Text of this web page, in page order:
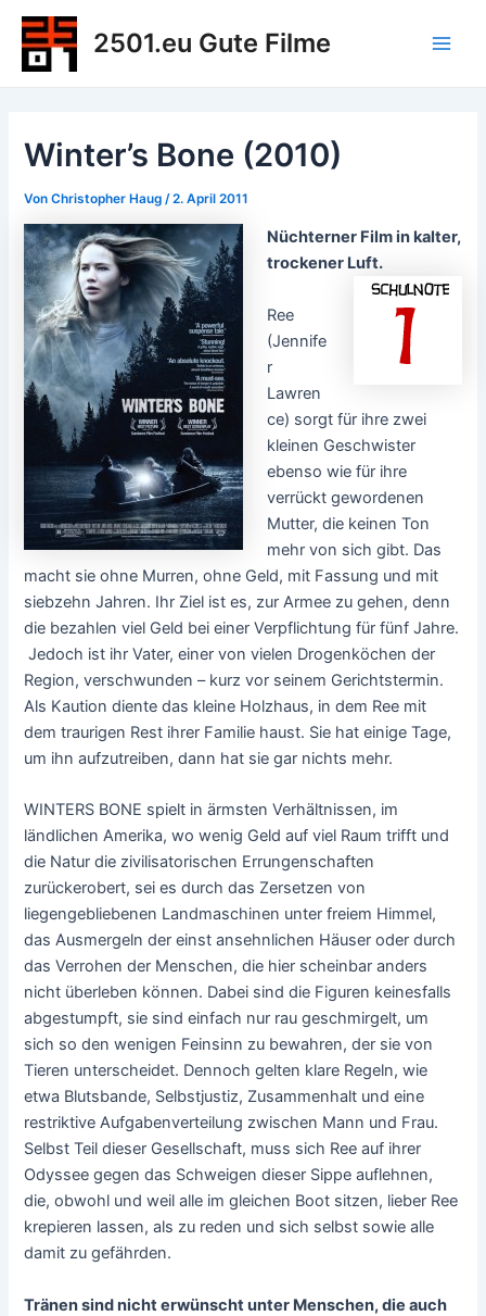
Zum
Inhalt
springen
2501.eu Gute Filme
Winter’s Bone (2010)
VonChristopher Haug/2. April 2011
Nüchterner Film in kalter,
trockener Luft.
Ree
(Jennife
r
Lawren
ce) sorgt für ihre zwei
kleinen Geschwister
ebenso wie für ihre
verrückt gewordenen
Mutter, die keinen Ton
mehr von sich gibt. Das
macht sie ohne Murren, ohne Geld, mit Fassung und mit
siebzehn Jahren. Ihr Ziel ist es, zur Armee zu gehen, denn
die bezahlen viel Geld bei einer Verpflichtung für fünf Jahre.
Jedoch ist ihr Vater, einer von vielen Drogenköchen der
Region, verschwunden – kurz vor seinem Gerichtstermin.
Als Kaution diente das kleine Holzhaus, in dem Ree mit
dem traurigen Rest ihrer Familie haust. Sie hat einige Tage,
um ihn aufzutreiben, dann hat sie gar nichts mehr.
WINTERS BONE spielt in ärmsten Verhältnissen, im
ländlichen Amerika, wo wenig Geld auf viel Raum trifft und
die Natur die zivilisatorischen Errungenschaften
zurückerobert, sei es durch das Zersetzen von
liegengebliebenen Landmaschinen unter freiem Himmel,
das Ausmergeln der einst ansehnlichen Häuser oder durch
das Verrohen der Menschen, die hier scheinbar anders
nicht überleben können. Dabei sind die Figuren keinesfalls
abgestumpft, sie sind einfach nur rau geschmirgelt, um
sich so den wenigen Feinsinn zu bewahren, der sie von
Tieren unterscheidet. Dennoch gelten klare Regeln, wie
etwa Blutsbande, Selbstjustiz, Zusammenhalt und eine
restriktive Aufgabenverteilung zwischen Mann und Frau.
Selbst Teil dieser Gesellschaft, muss sich Ree auf ihrer
Odyssee gegen das Schweigen dieser Sippe auflehnen,
die, obwohl und weil alle im gleichen Boot sitzen, lieber Ree
krepieren lassen, als zu reden und sich selbst sowie alle
damit zu gefährden.
Tränen sind nicht erwünscht unter Menschen, die auch